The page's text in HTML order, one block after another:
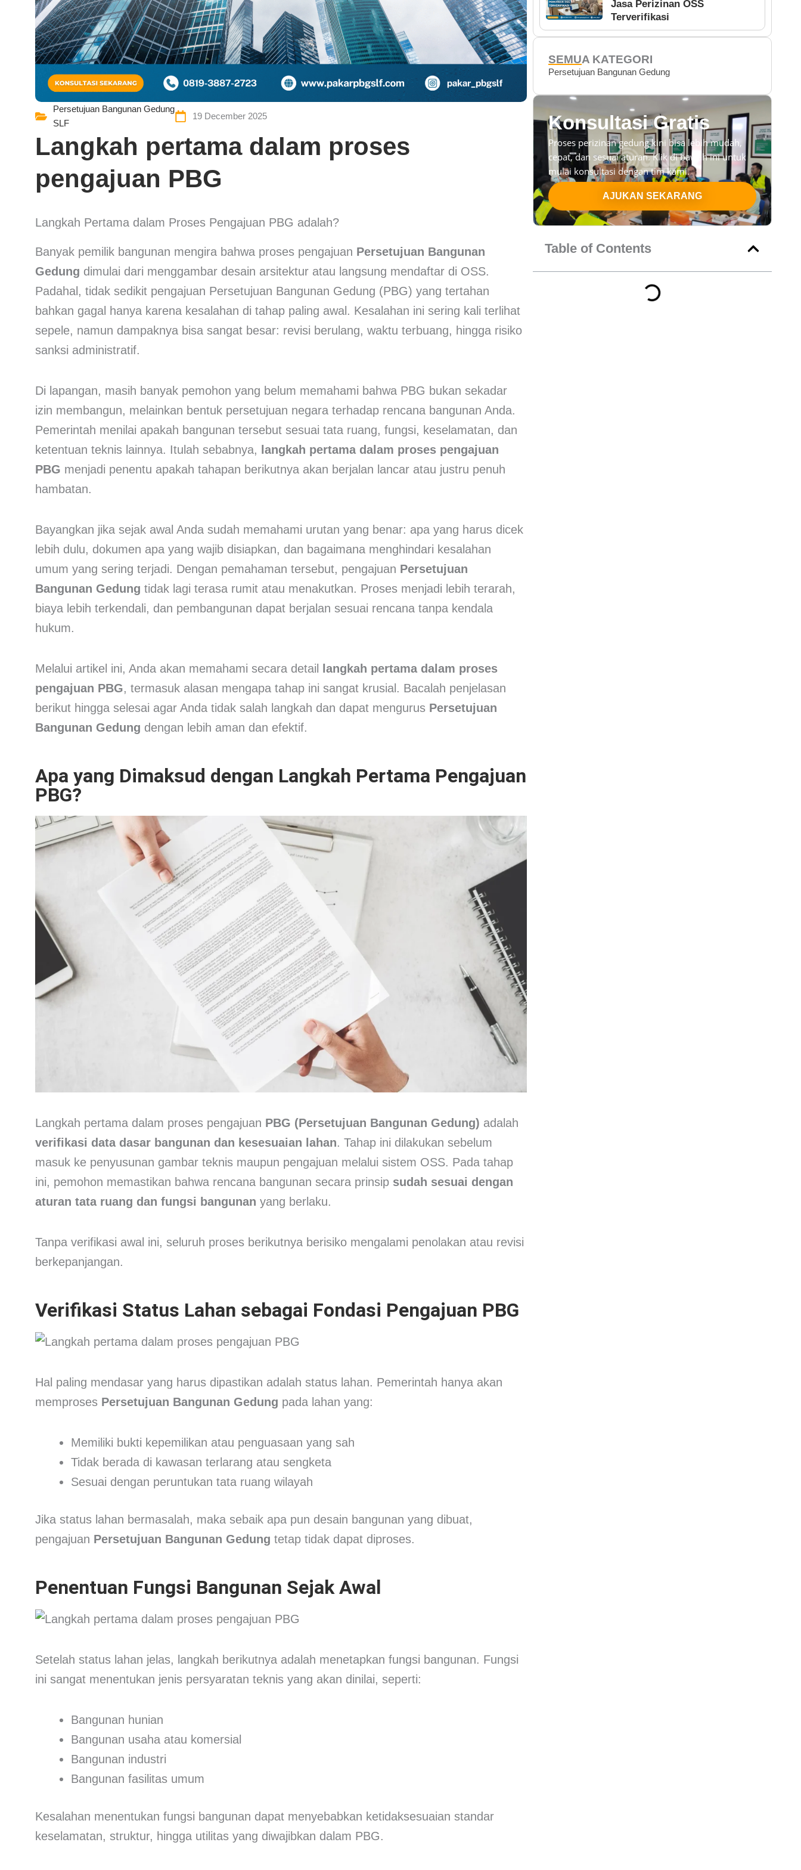
Persetujuan Bangunan Gedung
SLF
19 December 2025
Langkah pertama dalam proses
pengajuan PBG
Langkah Pertama dalam Proses Pengajuan PBG adalah?
Banyak pemilik bangunan mengira bahwa proses pengajuan Persetujuan Bangunan
Gedung dimulai dari menggambar desain arsitektur atau langsung mendaftar di OSS.
Padahal, tidak sedikit pengajuan Persetujuan Bangunan Gedung (PBG) yang tertahan
bahkan gagal hanya karena kesalahan di tahap paling awal. Kesalahan ini sering kali terlihat
sepele, namun dampaknya bisa sangat besar: revisi berulang, waktu terbuang, hingga risiko
sanksi administratif.
Di lapangan, masih banyak pemohon yang belum memahami bahwa PBG bukan sekadar
izin membangun, melainkan bentuk persetujuan negara terhadap rencana bangunan Anda.
Pemerintah menilai apakah bangunan tersebut sesuai tata ruang, fungsi, keselamatan, dan
ketentuan teknis lainnya. Itulah sebabnya, langkah pertama dalam proses pengajuan
PBG menjadi penentu apakah tahapan berikutnya akan berjalan lancar atau justru penuh
hambatan.
Bayangkan jika sejak awal Anda sudah memahami urutan yang benar: apa yang harus dicek
lebih dulu, dokumen apa yang wajib disiapkan, dan bagaimana menghindari kesalahan
umum yang sering terjadi. Dengan pemahaman tersebut, pengajuan Persetujuan
Bangunan Gedung tidak lagi terasa rumit atau menakutkan. Proses menjadi lebih terarah,
biaya lebih terkendali, dan pembangunan dapat berjalan sesuai rencana tanpa kendala
hukum.
Melalui artikel ini, Anda akan memahami secara detail langkah pertama dalam proses
pengajuan PBG, termasuk alasan mengapa tahap ini sangat krusial. Bacalah penjelasan
berikut hingga selesai agar Anda tidak salah langkah dan dapat mengurus Persetujuan
Bangunan Gedung dengan lebih aman dan efektif.
Apa yang Dimaksud dengan Langkah Pertama Pengajuan
PBG?
Langkah pertama dalam proses pengajuan PBG (Persetujuan Bangunan Gedung) adalah
verifikasi data dasar bangunan dan kesesuaian lahan. Tahap ini dilakukan sebelum
masuk ke penyusunan gambar teknis maupun pengajuan melalui sistem OSS. Pada tahap
ini, pemohon memastikan bahwa rencana bangunan secara prinsip sudah sesuai dengan
aturan tata ruang dan fungsi bangunan yang berlaku.
Tanpa verifikasi awal ini, seluruh proses berikutnya berisiko mengalami penolakan atau revisi
berkepanjangan.
Verifikasi Status Lahan sebagai Fondasi Pengajuan PBG
Hal paling mendasar yang harus dipastikan adalah status lahan. Pemerintah hanya akan
memproses Persetujuan Bangunan Gedung pada lahan yang:
Memiliki bukti kepemilikan atau penguasaan yang sah
Tidak berada di kawasan terlarang atau sengketa
Sesuai dengan peruntukan tata ruang wilayah
Jika status lahan bermasalah, maka sebaik apa pun desain bangunan yang dibuat,
pengajuan Persetujuan Bangunan Gedung tetap tidak dapat diproses.
Penentuan Fungsi Bangunan Sejak Awal
Setelah status lahan jelas, langkah berikutnya adalah menetapkan fungsi bangunan. Fungsi
ini sangat menentukan jenis persyaratan teknis yang akan dinilai, seperti:
Bangunan hunian
Bangunan usaha atau komersial
Bangunan industri
Bangunan fasilitas umum
Kesalahan menentukan fungsi bangunan dapat menyebabkan ketidaksesuaian standar
keselamatan, struktur, hingga utilitas yang diwajibkan dalam PBG.
Jasa Perizinan OSS
Terverifikasi
SEMUA KATEGORI
Persetujuan Bangunan Gedung
Konsultasi Gratis
Proses perizinan gedung kini bisa lebih mudah,
cepat, dan sesuai aturan. Klik di bawah ini untuk
mulai konsultasi dengan tim kami.
AJUKAN SEKARANG
Table of Contents